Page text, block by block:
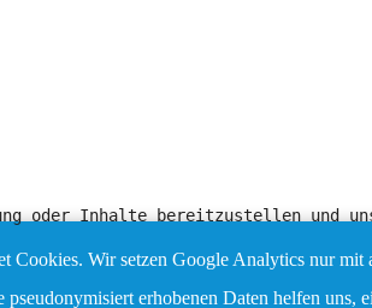
oder Inhalte bereitzustellen und
Cookies. Wir setzen Google Analytics nur
pseudonymisiert erhobenen Daten helfen uns,